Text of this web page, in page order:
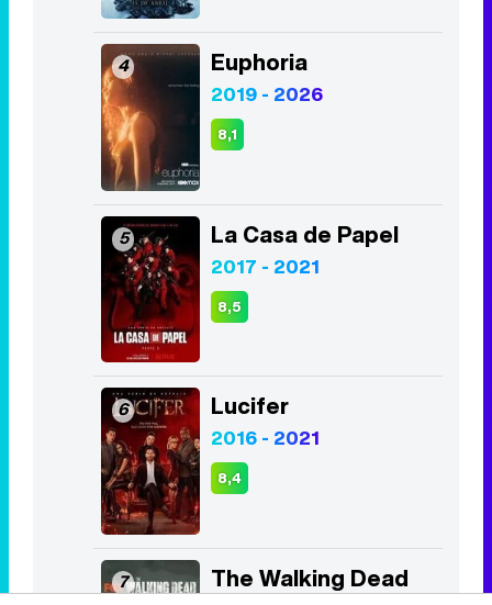
5 La Casa de Papel
2017 - 2021
6 Lucifer
2016 - 2021
7 The Walking Dead
2010 - 2022